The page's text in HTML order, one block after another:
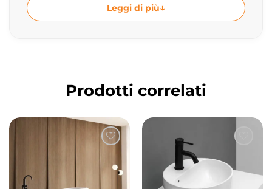
Grazie alle linee morbide e al design
ideale per bagni moderni, ambienti luxury e
Lavabo freestanding in ceramica
Il lavabo è realizzato in ceramica sanitaria di
alta qualità ed è completo di fissaggi, sifone
Leggi di più
Prodotti correlati